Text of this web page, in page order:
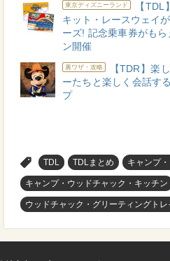
東京ディズニーランド
【
キット・レースウェイ
ーズ! 記念乗車券がも
ン開催
裏ワザ・攻略
【TDR】楽
ーたちと楽しく会話す
プ
TDL TDLまとめ キャンプ
キャンプ・ウッドチャック・キッチン
ウッドチャック・グリーティングトレ